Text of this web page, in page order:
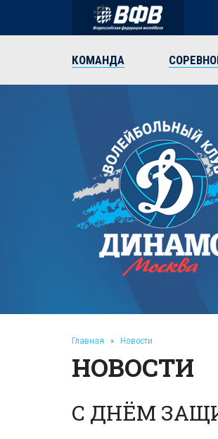
КОМАНДА
Главная » Новости
НОВОСТИ
С ДНЁМ